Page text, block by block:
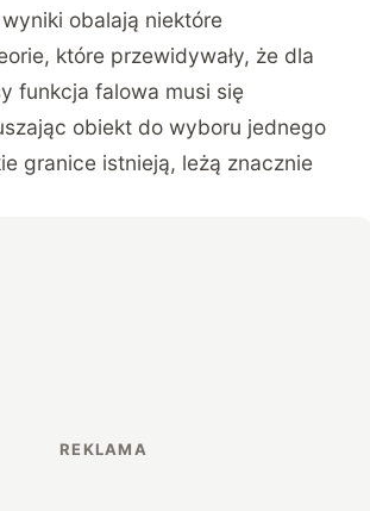
obalają niektóre
które przewidywały, że dla
funkcja falowa musi się
obiekt do wyboru jednego
granice istnieją, leżą znacznie